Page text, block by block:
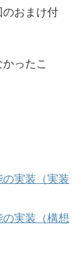
おまけ付
ったこ
実装（実装
実装（構想